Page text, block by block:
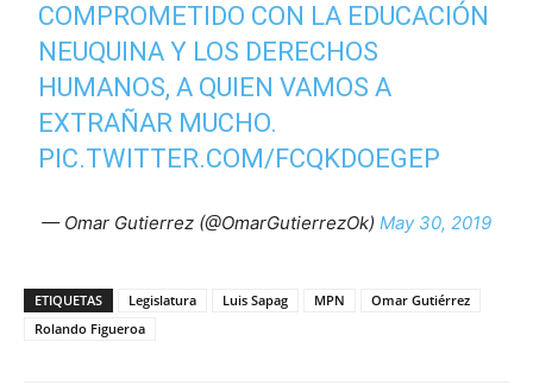
COMPROMETIDO CON LA EDUCACIÓN
NEUQUINA Y LOS DERECHOS
HUMANOS, A QUIEN VAMOS A
EXTRAÑAR MUCHO.
PIC.TWITTER.COM/FCQKDOEGEP
— Omar Gutierrez (@OmarGutierrezOk) May 30, 2019
ETIQUETAS Legislatura Luis Sapag MPN
Omar Gutiérrez
Rolando Figueroa